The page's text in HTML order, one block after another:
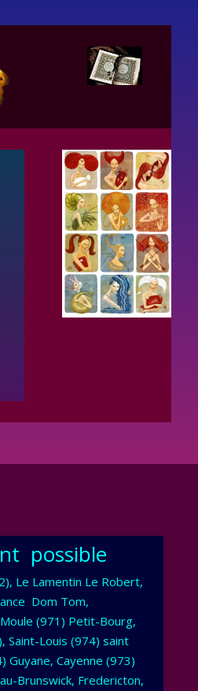
possible
Le Lamentin Le Robert,
Dom Tom,
(971) Petit-Bourg,
Saint-Louis (974) saint
Guyane, Cayenne (973)
Brunswick, Fredericton,